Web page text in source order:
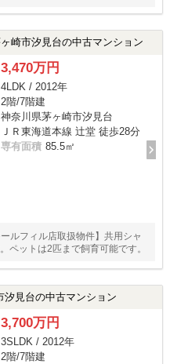
崎市汐見台の中古マンション
3,470万円
4LDK / 2012年
2階/7階建
神奈川県茅ヶ崎市汐見台
ＪＲ東海道本線 辻堂 徒歩28分
専有面積 85.5㎡
ルフィル店取扱物件】共用シャ
ペットは2匹まで飼育可能です。
汐見台の中古マンション
3,700万円
3SLDK / 2012年
2階/7階建